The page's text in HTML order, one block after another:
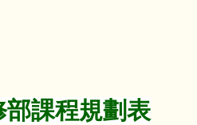
部課程規劃表